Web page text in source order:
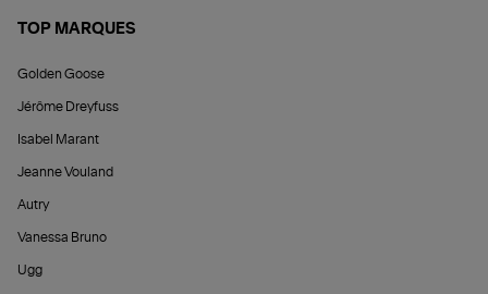
TOP MARQUES
Golden Goose
Jérôme Dreyfuss
Isabel Marant
Jeanne Vouland
Autry
Vanessa Bruno
Ugg